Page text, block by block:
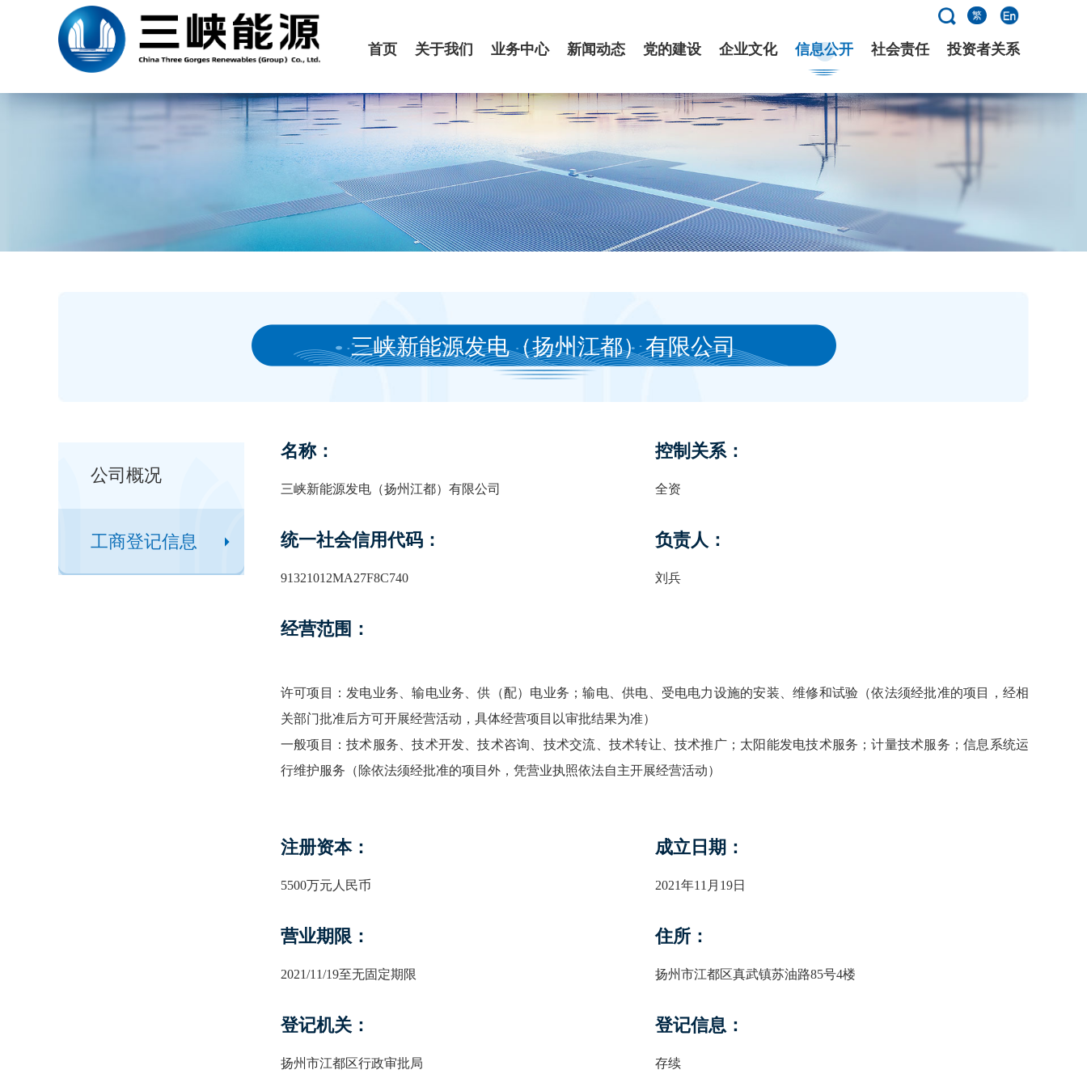
繁
首页 关于我们 业务中心 新闻动态 党的建设 企业文化 信息公开 社会责任 投资者关系
三峡新能源发电（扬州江都）有限公司
公司概况
工商登记信息
名称：
三峡新能源发电（扬州江都）有限公司
控制关系：
全资
统一社会信用代码：
91321012MA27F8C740
负责人：
刘兵
经营范围：
许可项目：发电业务、输电业务、供（配）电业务；输电、供电、受电电力设施的安装、维修和试验（依法须经批准的项目，经相
关部门批准后方可开展经营活动，具体经营项目以审批结果为准）
一般项目：技术服务、技术开发、技术咨询、技术交流、技术转让、技术推广；太阳能发电技术服务；计量技术服务；信息系统运
行维护服务（除依法须经批准的项目外，凭营业执照依法自主开展经营活动）
注册资本：
5500万元人民币
成立日期：
2021年11月19日
营业期限：
2021/11/19至无固定期限
住所：
扬州市江都区真武镇苏油路85号4楼
登记机关：
扬州市江都区行政审批局
登记信息：
存续